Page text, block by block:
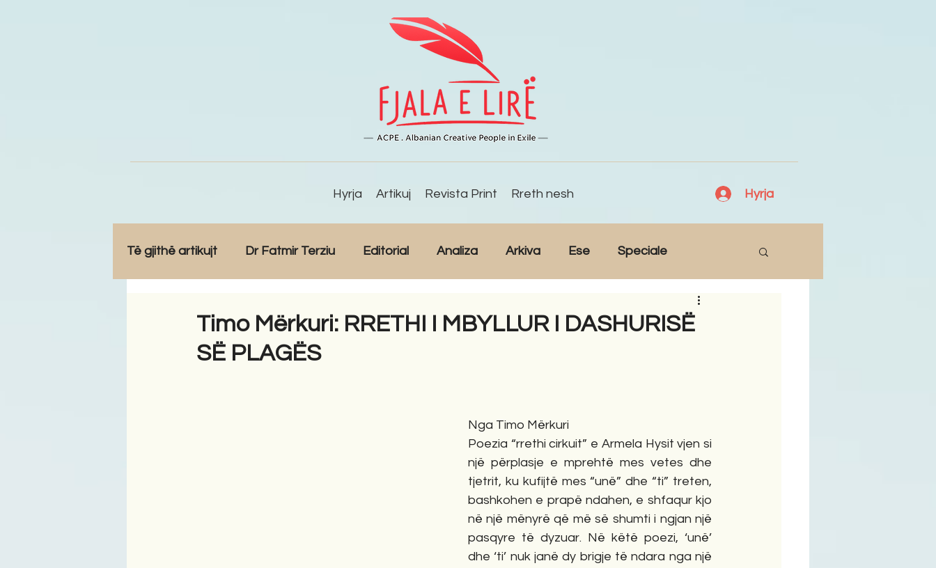
Hyrja Artikuj Revista Print Rreth nesh Hyrja
Të gjithë artikujt Dr Fatmir Terziu Editorial Analiza Arkiva Ese Speciale
Antologji Poezi Tregime
Timo Mërkuri: RRETHI I MBYLLUR I DASHURISË
SË PLAGËS
Nga Timo Mërkuri
Poezia “rrethi cirkuit” e Armela Hysit vjen si
një përplasje e mprehtë mes vetes dhe
tjetrit, ku kufijtë mes “unë” dhe “ti” treten,
bashkohen e prapë ndahen, e shfaqur kjo
në një mënyrë që më së shumti i ngjan një
pasqyre të dyzuar. Në këtë poezi, ‘unë’
dhe ‘ti’ nuk janë dy brigje të ndara nga një